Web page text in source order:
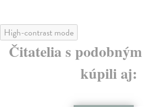
High-contrast mode
Čitatelia s
kúpili aj: